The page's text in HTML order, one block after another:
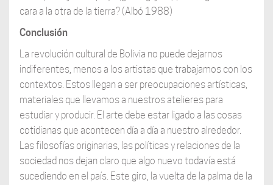
cara a la otra de la tierra? (Albó 1988)
Conclusión
La revolución cultural de Bolivia no puede dejarnos
indiferentes, menos a los artistas que trabajamos con los
contextos. Estos llegan a ser preocupaciones artísticas,
materiales que llevamos a nuestros atelieres para
estudiar y producir. El arte debe estar ligado a las cosas
cotidianas que acontecen día a día a nuestro alrededor.
Las filosofías originarias, las políticas y relaciones de la
sociedad nos dejan claro que algo nuevo todavía está
sucediendo en el país. Este giro, la vuelta de la palma de la